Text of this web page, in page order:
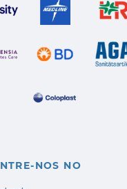
NOS NO